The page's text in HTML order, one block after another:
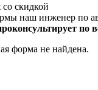
скидкой
наш инженер по
по
форма не найдена.